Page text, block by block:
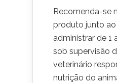
Recomenda-se
produto junto
administrar de 1
sob supervisão
veterinário
nutrição do